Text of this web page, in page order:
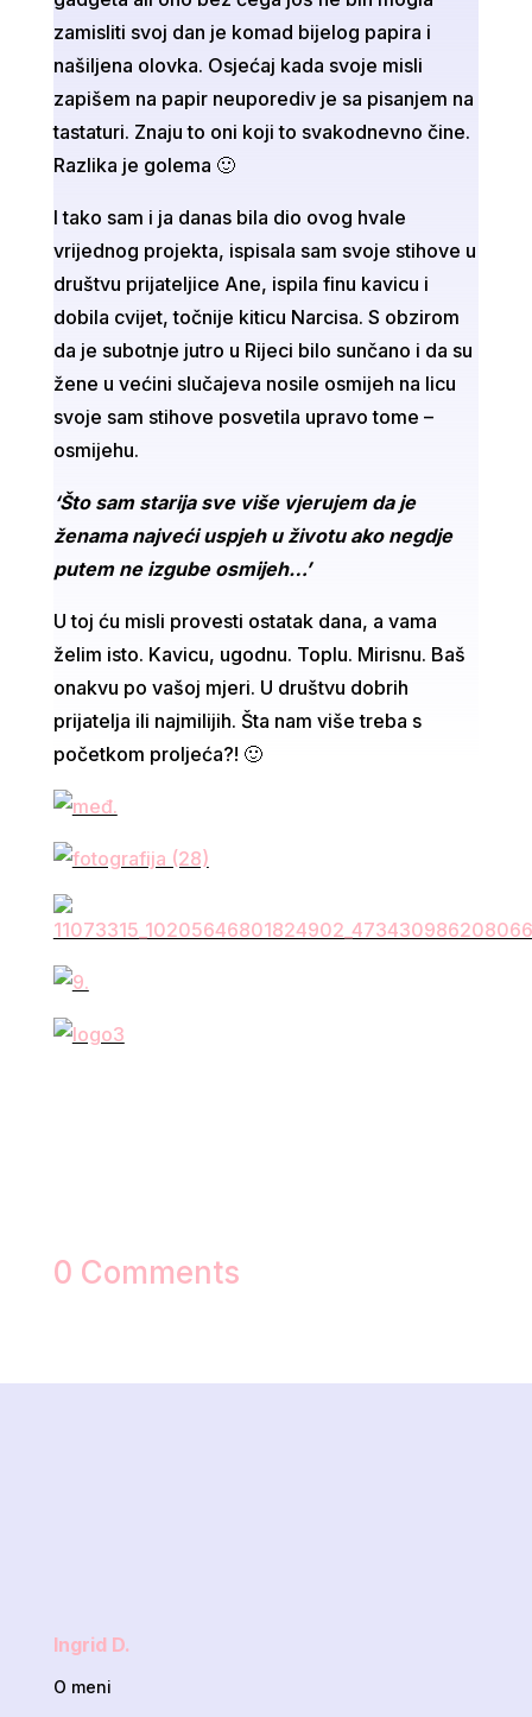
zamisliti svoj dan je komad bijelog papira i
našiljena olovka. Osjećaj kada svoje misli
zapišem na papir neuporediv je sa pisanjem na
tastaturi. Znaju to oni koji to svakodnevno čine.
Razlika je golema 🙂
I tako sam i ja danas bila dio ovog hvale
vrijednog projekta, ispisala sam svoje stihove u
društvu prijateljice Ane, ispila finu kavicu i
dobila cvijet, točnije kiticu Narcisa. S obzirom
da je subotnje jutro u Rijeci bilo sunčano i da su
žene u većini slučajeva nosile osmijeh na licu
svoje sam stihove posvetila upravo tome –
osmijehu.
‘Što sam starija sve više vjerujem da je
ženama najveći uspjeh u životu ako negdje
putem ne izgube osmijeh…’
U toj ću misli provesti ostatak dana, a vama
želim isto. Kavicu, ugodnu. Toplu. Mirisnu. Baš
onakvu po vašoj mjeri. U društvu dobrih
prijatelja ili najmilijih. Šta nam više treba s
početkom proljeća?! 🙂
0 Comments
Ingrid D.
O meni